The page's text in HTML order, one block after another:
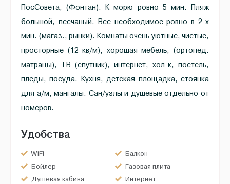
ПосСовета, (Фонтан). К морю ровно 5 мин. Пляж
большой, песчаный. Все необходимое ровно в 2-х
мин. (магаз., рынки). Комнаты очень уютные, чистые,
просторные (12 кв/м), хорошая мебель, (ортопед.
матрацы), ТВ (спутник), интернет, хол-к, постель,
пледы, посуда. Кухня, детская площадка, стоянка
для а/м, мангалы. Сан/узлы и душевые отдельно от
номеров.
Удобства
WiFi
Балкон
Бойлер
Газовая плита
Душевая кабина
Интернет